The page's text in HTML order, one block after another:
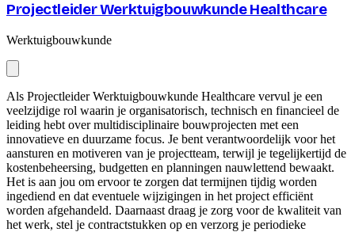
Projectleider Werktuigbouwkunde Healthcare
Werktuigbouwkunde
Als Projectleider Werktuigbouwkunde Healthcare vervul je een
veelzijdige rol waarin je organisatorisch, technisch en financieel de
leiding hebt over multidisciplinaire bouwprojecten met een
innovatieve en duurzame focus. Je bent verantwoordelijk voor het
aansturen en motiveren van je projectteam, terwijl je tegelijkertijd de
kostenbeheersing, budgetten en planningen nauwlettend bewaakt.
Het is aan jou om ervoor te zorgen dat termijnen tijdig worden
ingediend en dat eventuele wijzigingen in het project efficiënt
worden afgehandeld. Daarnaast draag je zorg voor de kwaliteit van
het werk, stel je contractstukken op en verzorg je periodieke